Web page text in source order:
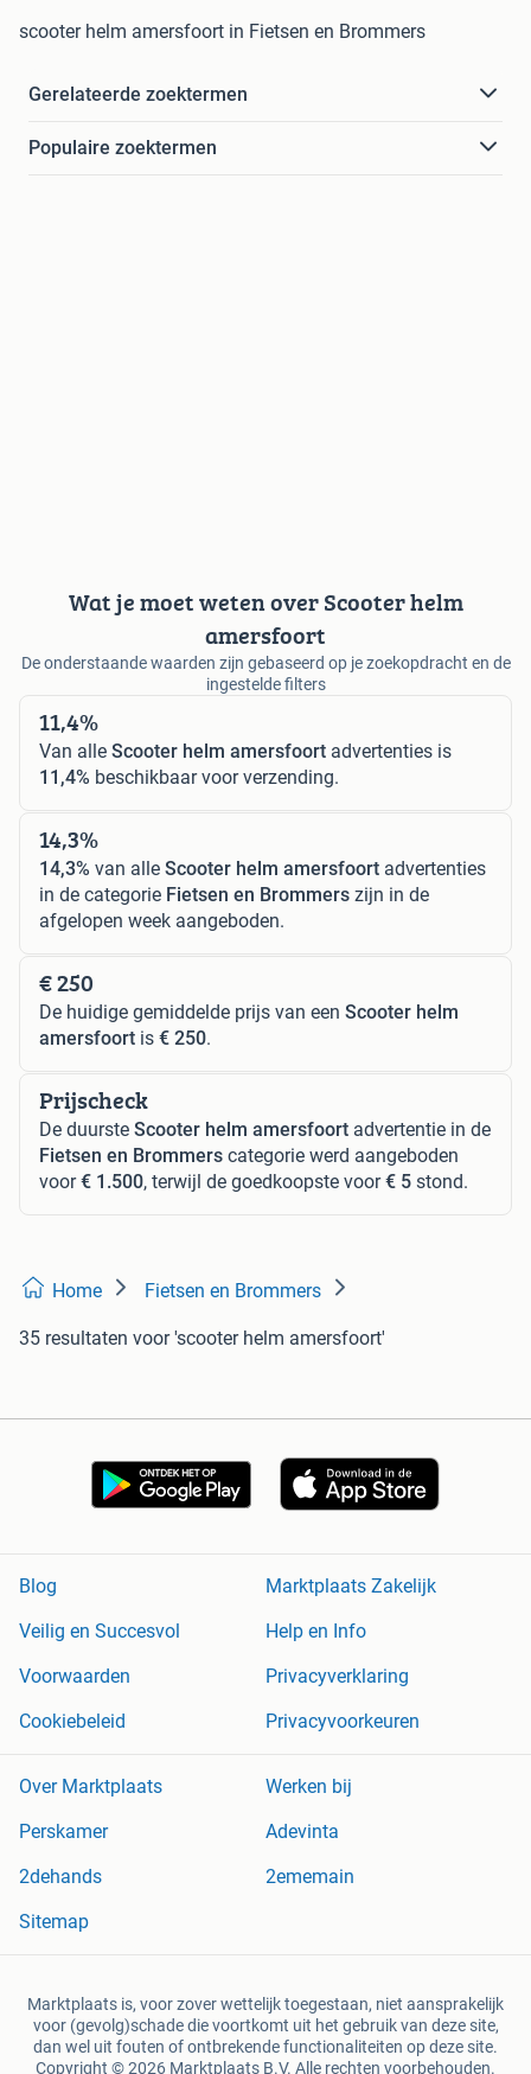
scooter helm amersfoort in Fietsen en Brommers
Gerelateerde zoektermen
Populaire zoektermen
Wat je moet weten over Scooter helm
amersfoort
De onderstaande waarden zijn gebaseerd op je zoekopdracht en de
ingestelde filters
11,4%
Van alle Scooter helm amersfoort advertenties is
11,4% beschikbaar voor verzending.
14,3%
14,3% van alle Scooter helm amersfoort advertenties
in de categorie Fietsen en Brommers zijn in de
afgelopen week aangeboden.
€ 250
De huidige gemiddelde prijs van een Scooter helm
amersfoort is € 250.
Prijscheck
De duurste Scooter helm amersfoort advertentie in de
Fietsen en Brommers categorie werd aangeboden
voor€ 1.500, terwijl de goedkoopste voor€ 5 stond.
Home Fietsen en Brommers
35 resultaten voor 'scooter helm amersfoort'
Blog
Marktplaats Zakelijk
Veilig en Succesvol
Help en Info
Voorwaarden
Privacyverklaring
Cookiebeleid
Privacyvoorkeuren
Over Marktplaats
Werken bij
Perskamer
Adevinta
2dehands
2ememain
Sitemap
Marktplaats is, voor zover wettelijk toegestaan, niet aansprakelijk
voor (gevolg)schade die voortkomt uit het gebruik van deze site,
dan wel uit fouten of ontbrekende functionaliteiten op deze site.
Copyright © 2026 Marktplaats B.V. Alle rechten voorbehouden.